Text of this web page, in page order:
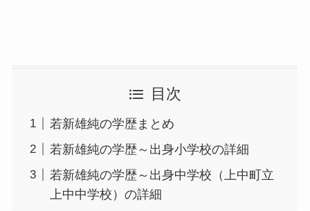
目次
若新雄純の学歴まとめ
若新雄純の学歴～出身小学校の詳細
若新雄純の学歴～出身中学校（上中町立
上中中学校）の詳細